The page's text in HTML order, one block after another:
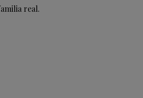
real.